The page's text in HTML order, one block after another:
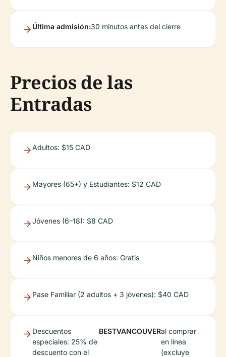
Última admisión:30 minutos antes del cierre
Precios de las
Entradas
Adultos: $15 CAD
Mayores (65+) y Estudiantes: $12 CAD
Jóvenes (6–18): $8 CAD
Niños menores de 6 años: Gratis
Pase Familiar (2 adultos + 3 jóvenes): $40 CAD
Descuentos
especiales: 25% de
descuento con el
BESTVANCOUVERal comprar
en línea
(excluye